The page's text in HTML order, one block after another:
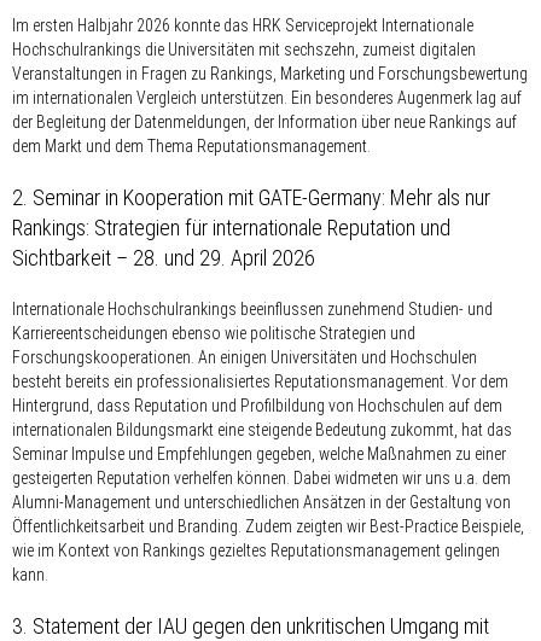
Im ersten Halbjahr 2026 konnte das HRK Serviceprojekt Internationale
Hochschulrankings die Universitäten mit sechszehn, zumeist digitalen
Veranstaltungen in Fragen zu Rankings, Marketing und Forschungsbewertung
im internationalen Vergleich unterstützen. Ein besonderes Augenmerk lag auf
der Begleitung der Datenmeldungen, der Information über neue Rankings auf
dem Markt und dem Thema Reputationsmanagement.
2. Seminar in Kooperation mit GATE-Germany: Mehr als nur
Rankings: Strategien für internationale Reputation und
Sichtbarkeit – 28. und 29. April 2026
Internationale Hochschulrankings beeinflussen zunehmend Studien- und
Karriereentscheidungen ebenso wie politische Strategien und
Forschungskooperationen. An einigen Universitäten und Hochschulen
besteht bereits ein professionalisiertes Reputationsmanagement. Vor dem
Hintergrund, dass Reputation und Profilbildung von Hochschulen auf dem
internationalen Bildungsmarkt eine steigende Bedeutung zukommt, hat das
Seminar Impulse und Empfehlungen gegeben, welche Maßnahmen zu einer
gesteigerten Reputation verhelfen können. Dabei widmeten wir uns u.a. dem
Alumni-Management und unterschiedlichen Ansätzen in der Gestaltung von
Öffentlichkeitsarbeit und Branding. Zudem zeigten wir Best-Practice Beispiele,
wie im Kontext von Rankings gezieltes Reputationsmanagement gelingen
kann.
3. Statement der IAU gegen den unkritischen Umgang mit